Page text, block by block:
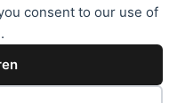
consent to our use of